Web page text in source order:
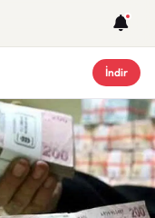
İndir